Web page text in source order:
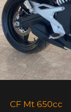
CF Mt 650cc